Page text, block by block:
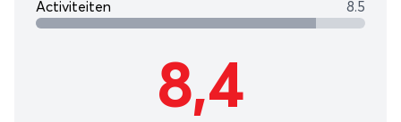
Activiteiten 8.5
8,4